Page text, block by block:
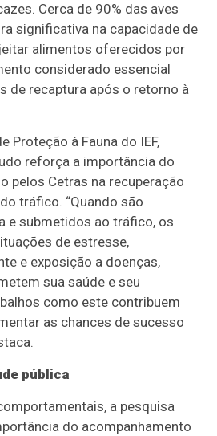
Cerca de 90% das aves
significativa na capacidade de
alimentos oferecidos por
considerado essencial
de recaptura após o retorno à
Proteção à Fauna do IEF,
reforça a importância do
pelos Cetras na recuperação
tráfico. “Quando são
e submetidos ao tráfico, os
de estresse,
e exposição a doenças,
sua saúde e seu
como este contribuem
as chances de sucesso
pública
a pesquisa
do acompanhamento